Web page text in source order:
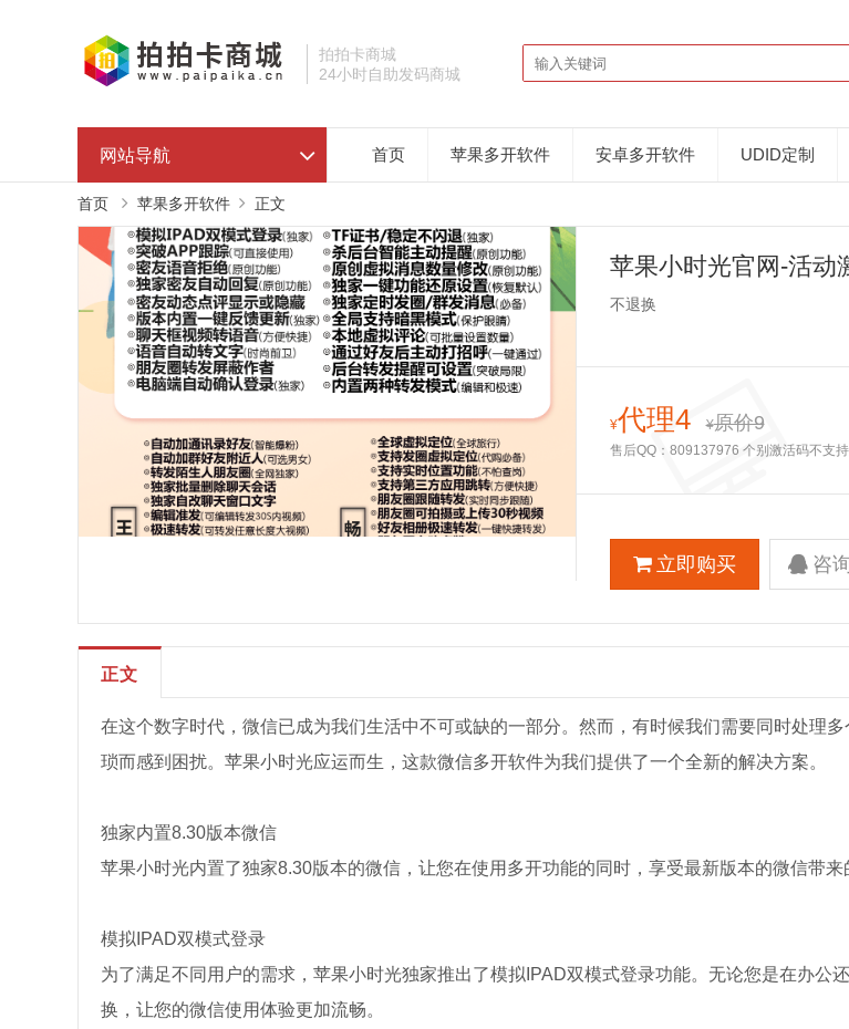
拍拍卡商城
24小时自助发码商城
网站导航 首页 苹果多开软件 安卓多开软件 UDID定制
首页 苹果多开软件 正文
苹果小时光官网-活动
不退换
¥代理4 ¥原价9
售后QQ：809137976 个别激活码不支
立即购买 咨
正文
在这个数字时代，微信已成为我们生活中不可或缺的一部分。然而，有时候我们需要同时处理
琐而感到困扰。苹果小时光应运而生，这款微信多开软件为我们提供了一个全新的解决方案。
独家内置8.30版本微信
苹果小时光内置了独家8.30版本的微信，让您在使用多开功能的同时，享受最新版本的微信带来
模拟IPAD双模式登录
为了满足不同用户的需求，苹果小时光独家推出了模拟IPAD双模式登录功能。无论您是在办公
换，让您的微信使用体验更加流畅。